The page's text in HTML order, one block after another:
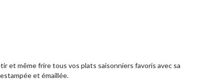
et même frire tous vos plats saisonniers favoris avec sa
et émaillée.